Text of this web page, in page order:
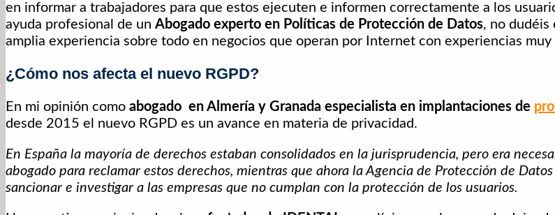
en informar a trabajadores para que estos ejecuten e informen correctamente a los
ayuda profesional de un Abogado experto en Políticas de Protección de Datos, no dudéis
amplia experiencia sobre todo en negocios que operan por Internet con experiencias
¿Cómo nos afecta el nuevo RGPD?
En mi opinión como abogado en Almería y Granada especialista en implantaciones de
desde 2015 el nuevo RGPD es un avance en materia de privacidad.
En España la mayoría de derechos estaban consolidados en la jurisprudencia, pero era
abogado para reclamar estos derechos, mientras que ahora la Agencia de Protección de
sancionar e investigar a las empresas que no cumplan con la protección de los usuarios.